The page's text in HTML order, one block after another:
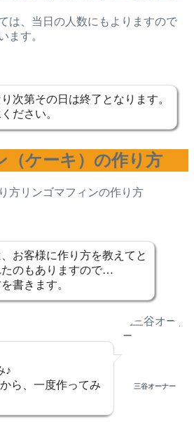
は、当日の人数にもよりますので
ます。
次第その日は終了となります。
ださい。
（ケーキ）の作り方
リンゴマフィンの作り方
お客様に作り方を教えてと
のもありますので…
書きます。
♪
ら、一度作ってみ
三谷オーナー